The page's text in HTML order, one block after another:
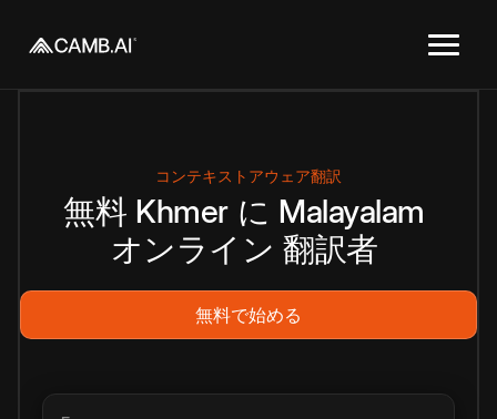
コンテキストアウェア翻訳
無料 Khmer に Malayalam
オンライン 翻訳者
無料で始める